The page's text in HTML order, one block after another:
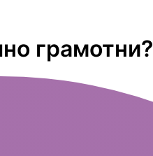
грамотни?